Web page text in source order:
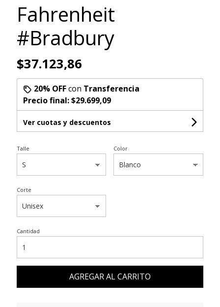
Fahrenheit
#Bradbury
$37.123,86
20% OFFcon Transferencia
Precio final:$29.699,09
Ver cuotas y descuentos
Talle Color
Corte
Cantidad
AGREGAR AL CARRITO